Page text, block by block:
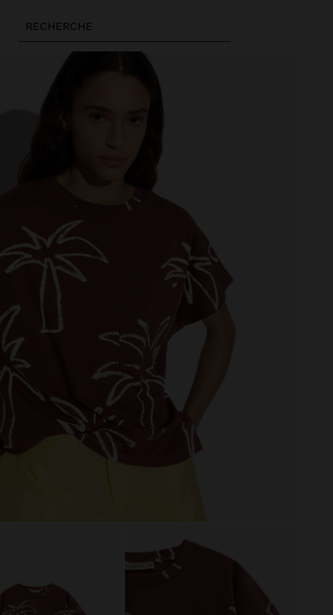
RECHERCHE